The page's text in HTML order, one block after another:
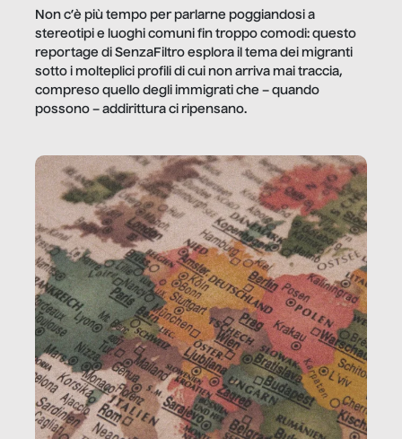
Non c’è più tempo per parlarne poggiandosi a
stereotipi e luoghi comuni fin troppo comodi: questo
reportage di SenzaFiltro esplora il tema dei migranti
sotto i molteplici profili di cui non arriva mai traccia,
compreso quello degli immigrati che – quando
possono – addirittura ci ripensano.